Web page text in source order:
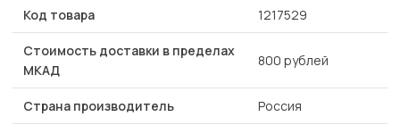
Код товара 1217529
Стоимость доставки в пределах
МКАД
800 рублей
Страна производитель Россия